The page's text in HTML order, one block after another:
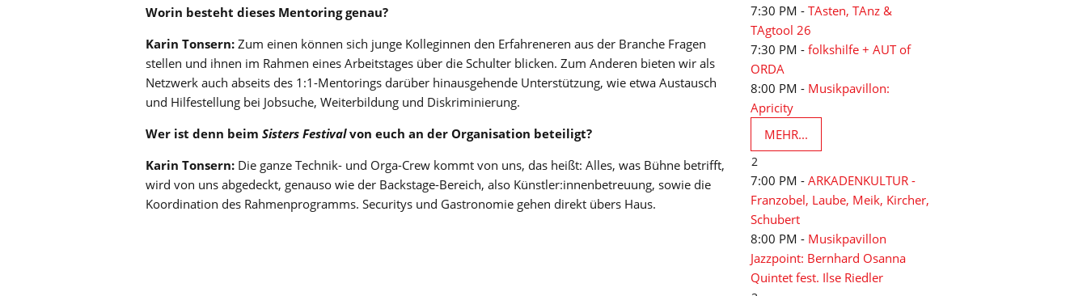
Worin besteht dieses Mentoring genau?
Karin Tonsern: Zum einen können sich junge Kolleginnen den Erfahreneren aus der Branche Fragen
stellen und ihnen im Rahmen eines Arbeitstages über die Schulter blicken. Zum Anderen bieten wir als
Netzwerk auch abseits des 1:1-Mentorings darüber hinausgehende Unterstützung, wie etwa Austausch
und Hilfestellung bei Jobsuche, Weiterbildung und Diskriminierung.
Wer ist denn beim Sisters Festivalvon euch an der Organisation beteiligt?
Karin Tonsern: Die ganze Technik- und Orga-Crew kommt von uns, das heißt: Alles, was Bühne betrifft,
wird von uns abgedeckt, genauso wie der Backstage-Bereich, also Künstler:innenbetreuung, sowie die
Koordination des Rahmenprogramms. Securitys und Gastronomie gehen direkt übers Haus.
7:30 PM - TAsten, TAnz &
TAgtool 26
7:30 PM - folkshilfe + AUT of
ORDA
8:00 PM - Musikpavillon:
Apricity
MEHR...
2
7:00 PM - ARKADENKULTUR -
Franzobel, Laube, Meik, Kircher,
Schubert
8:00 PM - Musikpavillon
Jazzpoint: Bernhard Osanna
Quintet fest. Ilse Riedler